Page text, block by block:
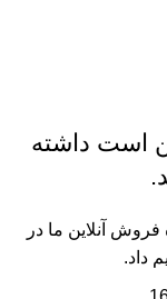
است داشته
آنلاین ما در
داد.